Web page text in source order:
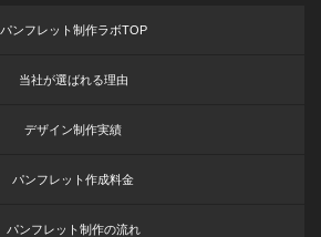
パンフレット制作ラボTOP
当社が選ばれる理由
デザイン制作実績
パンフレット作成料金
パンフレット制作の流れ